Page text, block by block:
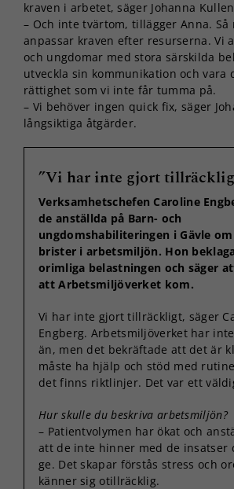
kraven i arbetet, säger Johanna
– Och inte tvärtom, tillägger Anna. Så
anpassar kraven efter resurserna. Vi
och ungdomar med stora särskilda
utveckla sin kommunikation och vara
rättighet som vi inte får tumma på.
– Vi behöver ingen quick fix, säger
långsiktiga åtgärder.
”Vi har inte gjort
Verksamhetschefen Caroline
de anställda på Barn- och
ungdomshabiliteringen i Gävle
brister i arbetsmiljön. Hon
orimliga belastningen och säger
att Arbetsmiljöverket kom.
Vi har inte gjort tillräckligt, säger
Engberg. Arbetsmiljöverket har
än, men det bekräftade att det är
måste ha hjälp och stöd med
det finns riktlinjer. Det var ett
Hur skulle du beskriva arbetsmiljön?
– Patientvolymen har ökat och
att de inte hinner med de insatser
ge. Det skapar förstås stress och
känner sig otillräcklig.